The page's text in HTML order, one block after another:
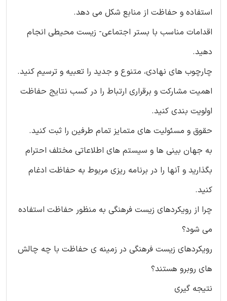
استفاده و حفاظت از منابع شکل می دهد.
اقدامات مناسب با بستر اجتماعی- زیست محیطی انجام
دهید.
چارچوب های نهادی، متنوع و جدید را تعبیه و ترسیم کنید.
اهمیت مشارکت و برقراری ارتباط را در کسب نتایج حفاظت
اولویت بندی کنید.
حقوق و مسئولیت های متمایز تمام طرفین را ثبت کنید.
به جهان بینی ها و سیستم های اطلاعاتی مختلف احترام
بگذارید و آنها را در برنامه ریزی مربوط به حفاظت ادغام
کنید.
چرا از رویکردهای زیست فرهنگی به منظور حفاظت استفاده
می شود؟
رویکردهای زیست فرهنگی در زمینه ی حفاظت با چه چالش
های روبرو هستند؟
نتیجه گیری